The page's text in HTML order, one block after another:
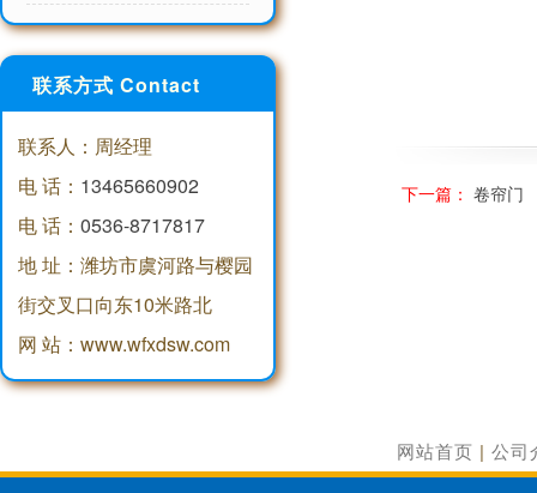
联系方式 Contact
联系人：周经理
电 话： 13465660902
电 话： 0536-8717817
地 址：潍坊市虞河路与樱园
街交叉口向东10米路北
网 站：www.wfxdsw.com
下一篇： 卷帘门
网站首页 | 公司